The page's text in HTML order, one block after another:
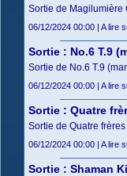
Sortie de Magilumière
06/12/2024 00:00 | A lire
Sortie : No.6 T.9
Sortie de No.6 T.9
06/12/2024 00:00 | A lire
Sortie : Quatre
Sortie de Quatre
06/12/2024 00:00 | A lire
Sortie : Shaman